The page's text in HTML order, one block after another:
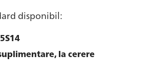
disponibil:
la cerere